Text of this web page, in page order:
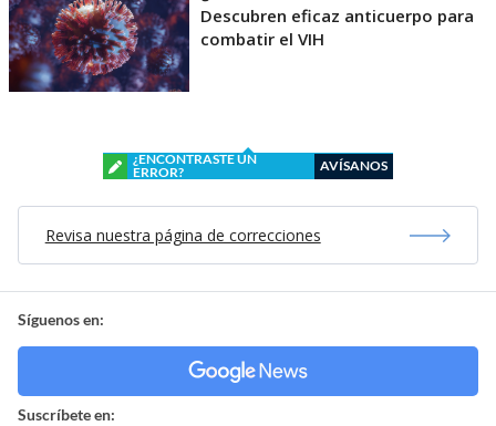
Descubren eficaz anticuerpo para
combatir el VIH
¿ENCONTRASTE UN
ERROR?
AVÍSANOS
Revisa nuestra página de correcciones
Síguenos en:
Suscríbete en: